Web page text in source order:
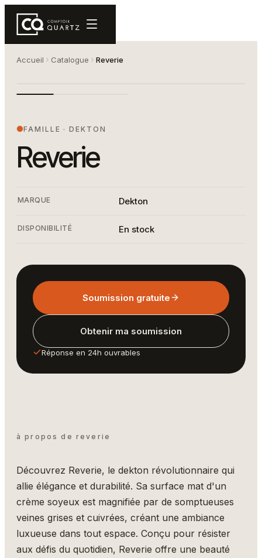
Accueil Catalogue Reverie
Marbre blanc avec veines dorées
FAMILLE ·DEKTON
Reverie
MARQUE Dekton
DISPONIBILITÉ En stock
Soumission gratuite
Obtenir ma soumission
Réponse en 24h ouvrables
à propos de reverie
Découvrez Reverie, le dekton révolutionnaire qui
allie élégance et durabilité. Sa surface mat d'un
crème soyeux est magnifiée par de somptueuses
veines grises et cuivrées, créant une ambiance
luxueuse dans tout espace. Conçu pour résister
aux défis du quotidien, Reverie offre une beauté